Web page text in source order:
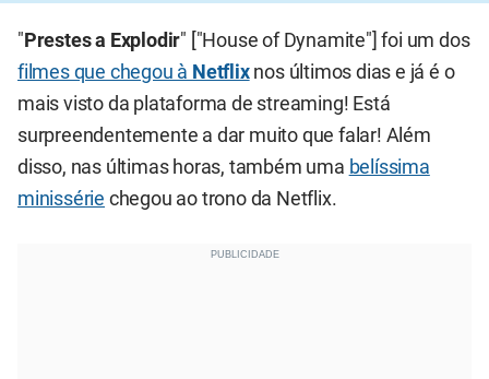
" Prestes a Explodir" ["House of Dynamite"] foi um dos
filmes que chegou à Netflixnos últimos dias e já é o
mais visto da plataforma de streaming! Está
surpreendentemente a dar muito que falar! Além
disso, nas últimas horas, também uma belíssima
minissérie chegou ao trono da Netflix.